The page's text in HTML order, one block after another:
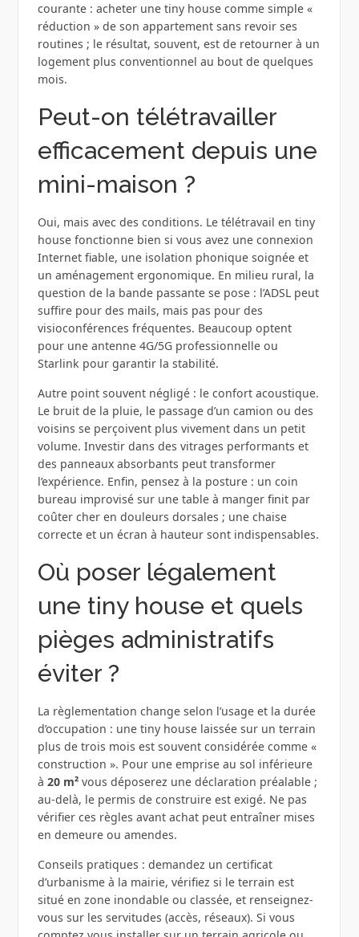
courante : acheter une tiny house comme simple «
réduction » de son appartement sans revoir ses
routines ; le résultat, souvent, est de retourner à un
logement plus conventionnel au bout de quelques
mois.
Peut-on télétravailler
efficacement depuis une
mini-maison ?
Oui, mais avec des conditions. Le télétravail en tiny
house fonctionne bien si vous avez une connexion
Internet fiable, une isolation phonique soignée et
un aménagement ergonomique. En milieu rural, la
question de la bande passante se pose : l’ADSL peut
suffire pour des mails, mais pas pour des
visioconférences fréquentes. Beaucoup optent
pour une antenne 4G/5G professionnelle ou
Starlink pour garantir la stabilité.
Autre point souvent négligé : le confort acoustique.
Le bruit de la pluie, le passage d’un camion ou des
voisins se perçoivent plus vivement dans un petit
volume. Investir dans des vitrages performants et
des panneaux absorbants peut transformer
l’expérience. Enfin, pensez à la posture : un coin
bureau improvisé sur une table à manger finit par
coûter cher en douleurs dorsales ; une chaise
correcte et un écran à hauteur sont indispensables.
Où poser légalement
une tiny house et quels
pièges administratifs
éviter ?
La règlementation change selon l’usage et la durée
d’occupation : une tiny house laissée sur un terrain
plus de trois mois est souvent considérée comme «
construction ». Pour une emprise au sol inférieure
à 20 m²vous déposerez une déclaration préalable ;
au‑delà, le permis de construire est exigé. Ne pas
vérifier ces règles avant achat peut entraîner mises
en demeure ou amendes.
Conseils pratiques : demandez un certificat
d’urbanisme à la mairie, vérifiez si le terrain est
situé en zone inondable ou classée, et renseignez-
vous sur les servitudes (accès, réseaux). Si vous